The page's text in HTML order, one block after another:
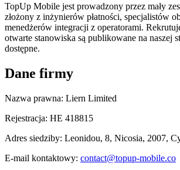
TopUp Mobile jest prowadzony przez mały
złożony z inżynierów płatności, specjalistów
menedżerów integracji z operatorami.
otwarte stanowiska są publikowane na naszej
dostępne.
Dane firmy
Nazwa prawna: Liern Limited
Rejestracja: HE 418815
Adres siedziby: Leonidou, 8, Nicosia, 2007,
E-mail kontaktowy: contact@topup-mobile.co